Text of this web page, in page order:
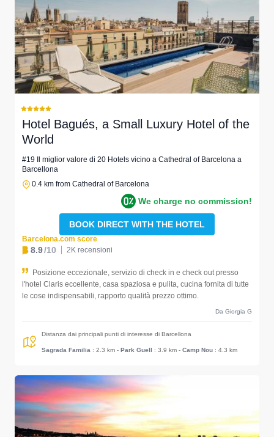
Hotel Bagués, a Small Luxury Hotel of the
World
#19 Il miglior valore di 20 Hotels vicino a Cathedral of Barcelona a
Barcellona
0.4 km from Cathedral of Barcelona
We charge no commission!
BOOK DIRECT WITH THE HOTEL
Barcelona.com score
8.9/10 2K recensioni
Posizione eccezionale, servizio di check in e check out presso
l'hotel Claris eccellente, casa spaziosa e pulita, cucina fornita di tutte
le cose indispensabili, rapporto qualità prezzo ottimo.
Da Giorgia G
Distanza dai principali punti di interesse di Barcellona
Sagrada Familia : 2.3 km - Park Guell : 3.9 km - Camp Nou : 4.3 km